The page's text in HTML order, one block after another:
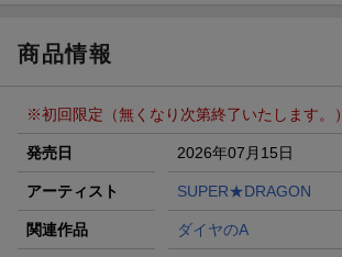
商品情報
※初回限定（無くなり次第終了いたします。）
発売日 2026年07月15日
アーティスト SUPER★DRAGON
関連作品 ダイヤのA